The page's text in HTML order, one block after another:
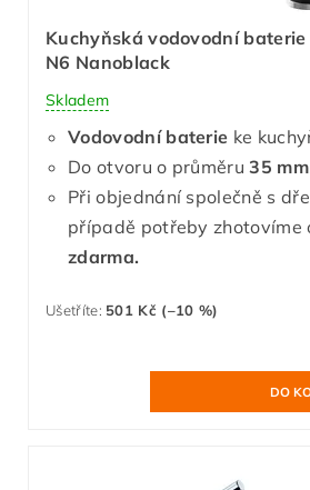
Kuchyňská vodovodní baterie
N6 Nanoblack
Skladem
Vodovodní baterie ke
Do otvoru o průměru35 mm
Při objednání společně s
případě potřeby zhotovíme
zdarma.
Ušetříte: 501 Kč (–10 %)